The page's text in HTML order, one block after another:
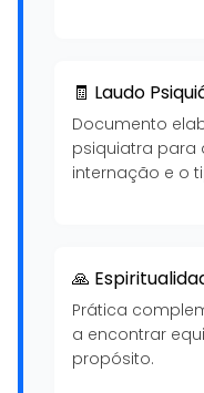
🧾 Laudo
Documento
psiquiatra para
internação e o
🙏
Prática
a encontrar
propósito.